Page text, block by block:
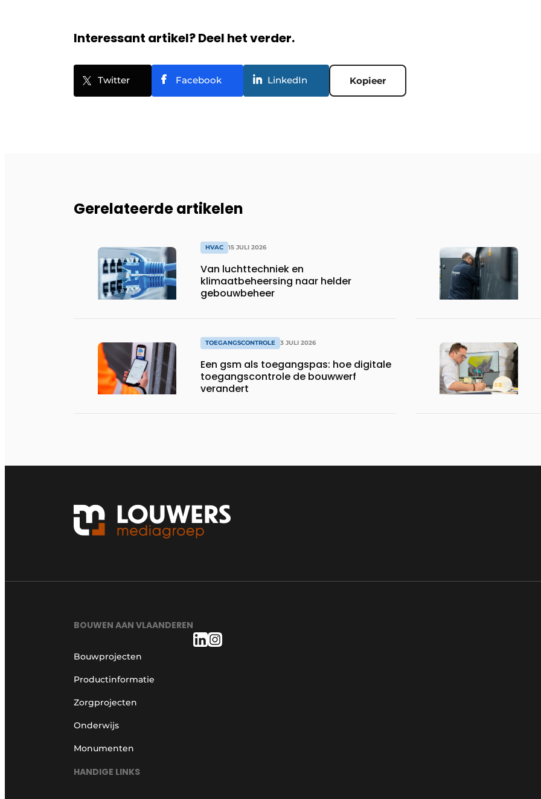
Interessant artikel? Deel het verder.
Twitter Facebook LinkedIn Kopieer
Gerelateerde artikelen
HVAC 15 JULI 2026
Van luchttechniek en
klimaatbeheersing naar helder
gebouwbeheer
TOEGANGSCONTROLE 3 JULI 2026
Een gsm als toegangspas: hoe digitale
toegangscontrole de bouwwerf
verandert
BOUWEN AAN VLAANDEREN
Bouwprojecten
Productinformatie
Zorgprojecten
Onderwijs
Monumenten
HANDIGE LINKS